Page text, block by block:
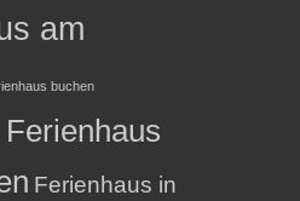
am
buchen
Ferienhaus
Ferienhaus in